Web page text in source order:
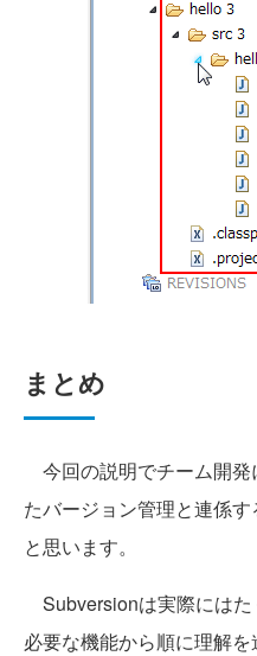
まとめ
今回の説明でチーム開
たバージョン管理と連係
と思います。
Subversionは実際にはた
必要な機能から順に理解